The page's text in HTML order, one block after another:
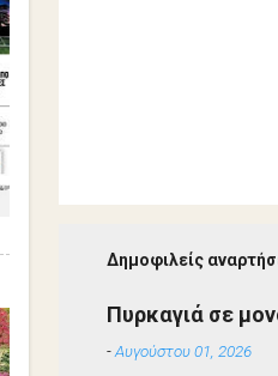
Δημοφιλείς
Πυρκαγιά σε
-Αυγούστου 01, 2026